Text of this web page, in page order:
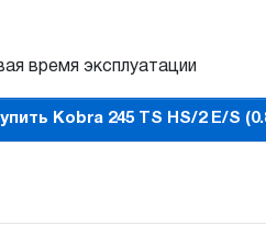
время эксплуатации
Kobra 245 TS HS/2 E/S